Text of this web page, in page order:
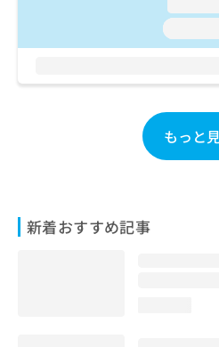
もっと
新着おすすめ記事
い
わ